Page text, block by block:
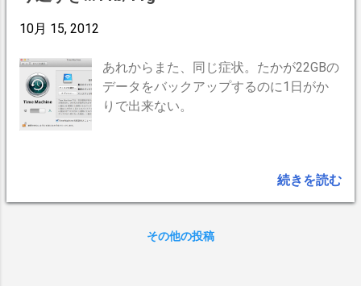
スを見つければ良い訳です。私の場合は
いわけです。 AirMacユーティリティーか
らTime CapsuleをクリックしてIPアドレ
スをメモるとか写メる。 「ネットワーク
レスをいれて、参照メニューの中から自
分のプリンタを選択してドライバを入れ
しいやり方はググってみれば色々載って
10月 15, 2012
あれからまた、同じ症状。たかが22GBの
データをバックアップするのに1日がか
りで出来ない。
続きを読む
その他の投稿